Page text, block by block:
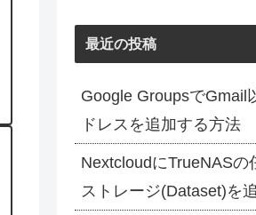
最近の投稿
Google GroupsでGmail
ドレスを追加する方法
NextcloudにTrueNASの
ストレージ(Dataset)を